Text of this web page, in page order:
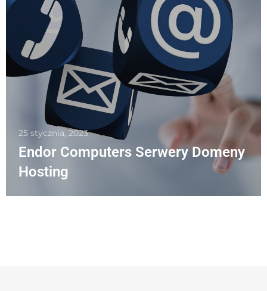
Endor Computers Serwery Domeny
Hosting
25 stycznia, 2023